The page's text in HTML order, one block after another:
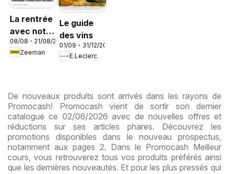
La rentrée
avec notre
nouvelle
collection
08/08 - 21/08/2026
Zeeman
Le guide
des vins
01/09 - 31/12/2026
E.Leclerc
De nouveaux produits sont arrivés dans les rayons de
Promocash! Promocash vient de sortir son dernier
catalogue ce 02/06/2026 avec de nouvelles offres et
réductions sur ses articles phares. Découvrez les
promotions disponibles dans le nouveau prospectus,
notamment aux pages 2. Dans le Promocash Meilleur
cours, vous retrouverez tous vos produits préférés ainsi
que les dernières nouveautés. Et pour les plus pressés qui